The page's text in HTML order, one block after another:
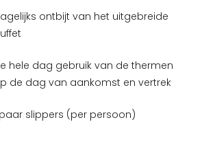
ontbijt van het uitgebreide
hele dag gebruik van de thermen
de dag van aankomst en vertrek
paar slippers (per persoon)